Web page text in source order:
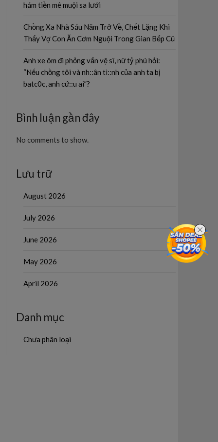
hám tiền mê muội sa lưới
Chồng Xa Nhà Sáu Năm Trở Về, Chết Lặng Khi
Thấy Vợ Con Ăn Cơm Nguội Trong Gian Bếp Cũ
Anh xe ôm đi phỏng vấn vệ sĩ, nữ tỷ phú hỏi:
“Nếu chồng tôi và nh::ân tì::nh của anh ta bị
batc0c, anh cứ::u ai”?
Bình luận gần đây
No comments to show.
Lưu trữ
August 2026
July 2026
June 2026
May 2026
April 2026
Danh mục
Chưa phân loại